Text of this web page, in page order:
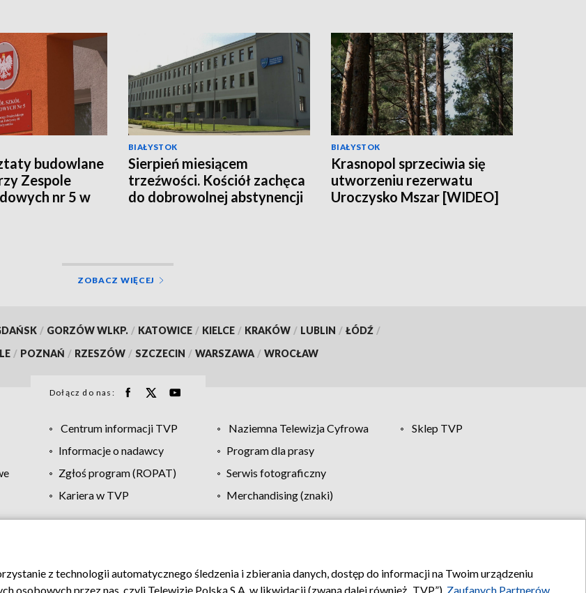
budowlane
Zespole
nr 5 w
BIAŁYSTOK
Sierpień miesiącem
trzeźwości. Kościół zachęca
do dobrowolnej abstynencji
BIAŁYSTOK
Krasnopol sprzeciwia się
utworzeniu rezerwatu
Uroczysko Mszar [WIDEO]
ZOBACZ WIĘCEJ
/ GORZÓW WLKP. / KATOWICE / KIELCE / KRAKÓW / LUBLIN / ŁÓDŹ /
/ POZNAŃ / RZESZÓW / SZCZECIN / WARSZAWA / WROCŁAW
Dołącz do nas:
Centrum informacji TVP Naziemna Telewizja Cyfrowa
Sklep TVP
Informacje o nadawcy
Program dla prasy
Zgłoś program (ROPAT)
Serwis fotograficzny
Kariera w TVP
Merchandising (znaki)
prywatności Moje zgody Pomoc Biuro reklamy Kontakt
z technologii automatycznego śledzenia i zbierania danych, dostęp do informacji na Twoim urządzeniu
osobowych przez nas, czyli Telewizję Polską S.A. w likwidacji (zwaną dalej również „TVP”), Zaufanych Partnerów